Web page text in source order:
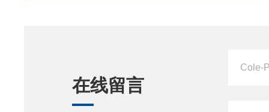
在线留言